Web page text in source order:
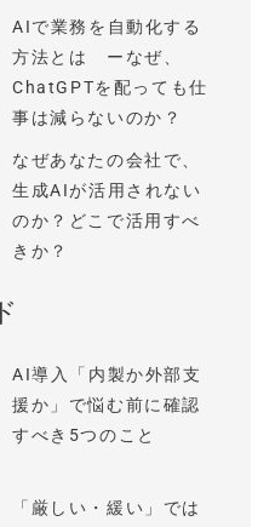
AIで業務を自動化する
方法とは ーなぜ、
ChatGPTを配っても仕
事は減らないのか？
なぜあなたの会社で、
生成AIが活用されない
のか？どこで活用すべ
きか？
AI導入「内製か外部支
援か」で悩む前に確認
すべき5つのこと
「厳しい・緩い」では